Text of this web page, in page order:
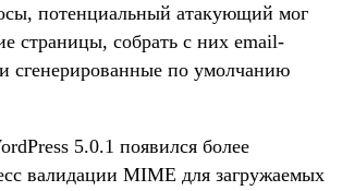
потенциальный атакующий мог
страницы, собрать с них email-
сгенерированные по умолчанию
5.0.1 появился более
валидации MIME для загружаемых